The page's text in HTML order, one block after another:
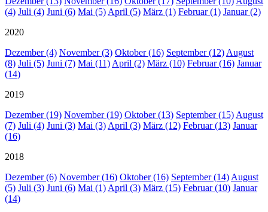
(4) Juli (4) Juni (6) Mai (5) April (5) März (1) Februar (1) Januar (2)
2020
Dezember (4) November (3) Oktober (16) September (12) August
(8) Juli (5) Juni (7) Mai (11) April (2) März (10) Februar (16) Januar
(14)
2019
Dezember (19) November (19) Oktober (13) September (15) August
(7) Juli (4) Juni (3) Mai (3) April (3) März (12) Februar (13) Januar
(16)
2018
Dezember (6) November (16) Oktober (16) September (14) August
(5) Juli (3) Juni (6) Mai (1) April (3) März (15) Februar (10) Januar
(14)